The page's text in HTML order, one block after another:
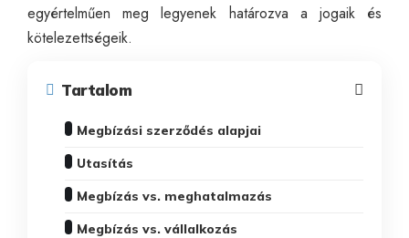
egyértelműen meg legyenek határozva a jogaik és
kötelezettségeik.
Tartalom
Megbízási szerződés alapjai
Utasítás
Megbízás vs. meghatalmazás
Megbízás vs. vállalkozás